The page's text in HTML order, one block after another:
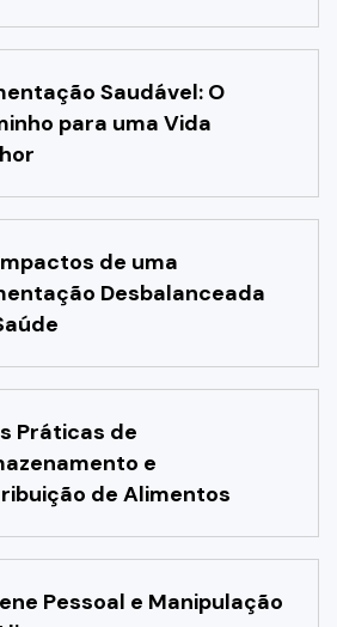
Saudável: O
para uma Vida
de uma
Desbalanceada
Práticas de
e
de Alimentos
Pessoal e Manipulação